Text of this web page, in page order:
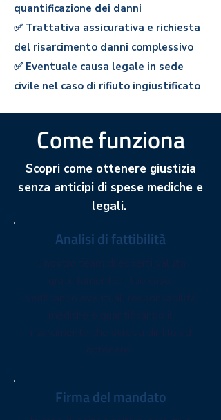
quantificazione dei danni
✅ Trattativa assicurativa e richiesta
del risarcimento danni complessivo
✅ Eventuale causa legale in sede
civile nel caso di rifiuto ingiustificato
Come funziona
Scopri come ottenere giustizia
senza anticipi di spese mediche e
legali.
Analisi di fattibilità
Firma del mandato